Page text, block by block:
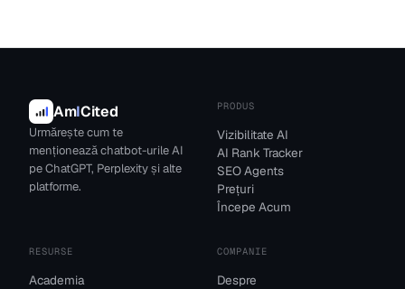
AmICited
Urmărește cum te
menționează chatbot-urile AI
pe ChatGPT, Perplexity și alte
platforme.
PRODUS
Vizibilitate AI
AI Rank Tracker
SEO Agents
Prețuri
Începe Acum
RESURSE
Academia
COMPANIE
Despre